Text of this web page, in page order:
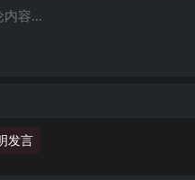
发言